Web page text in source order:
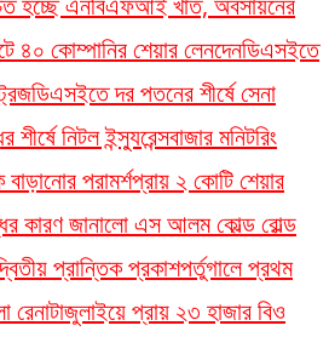
৪০ কোম্পানির শেয়ার লেনদেনডিএসইতে
ডিএসইতে দর পতনের শীর্ষে সেনা
নিটল ইন্স্যুরেন্সবাজার মনিটরিং
পরামর্শপ্রায় ২ কোটি শেয়ার
কারণ জানালো এস আলম কোল্ড রোল্ড
প্রান্তিক প্রকাশপর্তুগালে প্রথম
রেনাটাজুলাইয়ে প্রায় ২৩ হাজার বিও